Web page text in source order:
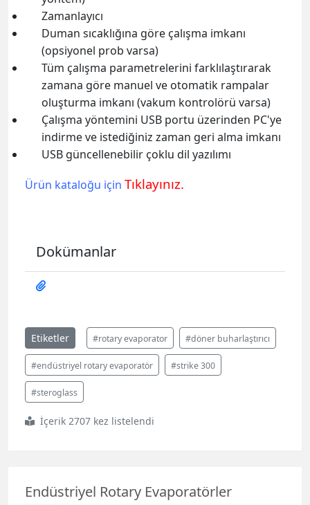
Zamanlayıcı
Duman sıcaklığına göre çalışma imkanı
(opsiyonel prob varsa)
Tüm çalışma parametrelerini farklılaştırarak
zamana göre manuel ve otomatik rampalar
oluşturma imkanı (vakum kontrolörü varsa)
Çalışma yöntemini USB portu üzerinden PC'ye
indirme ve istediğiniz zaman geri alma imkanı
USB güncellenebilir çoklu dil yazılımı
Ürün kataloğu için Tıklayınız.
Dokümanlar
Etiketler #rotary evaporator #döner buharlaştırıcı
#endüstriyel rotary evaporatör #strike 300
#steroglass
İçerik 2707 kez listelendi
Endüstriyel Rotary Evaporatörler